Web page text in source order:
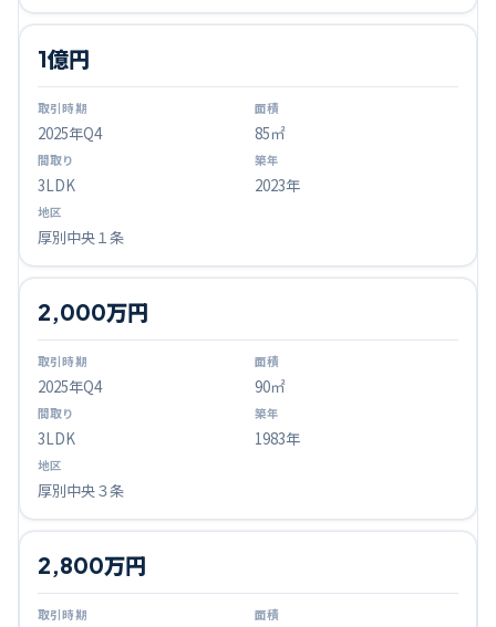
2025年Q4
1億円
85㎡
3LDK 2023年
厚別中央１条
2025年Q4
2,000万円
90㎡
3LDK 1983年
厚別中央３条
2,800万円